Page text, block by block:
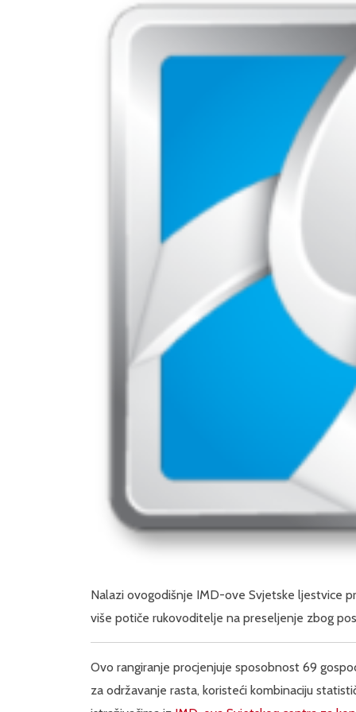
Nalazi ovogodišnje IMD-ove Svjetske ljestvice
više potiče rukovoditelje na preseljenje zbog
Ovo rangiranje procjenjuje sposobnost 69
za održavanje rasta, koristeći kombinaciju